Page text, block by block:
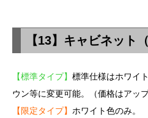
【13】キャビネット
【標準タイプ】 標準仕様はホワイ
ウン等に変更可能。（価格はアッ
【限定タイプ】 ホワイト色のみ。